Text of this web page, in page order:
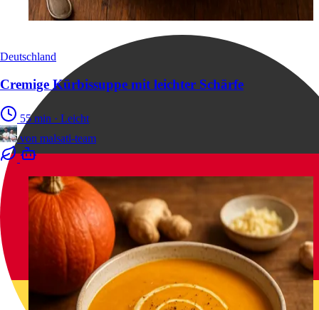
Deutschland
Cremige Kürbissuppe mit leichter Schärfe
55 min · Leicht
von malsati-team